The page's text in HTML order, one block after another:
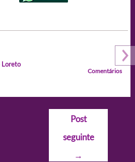
Loreto
Comentários
Post
seguinte
→